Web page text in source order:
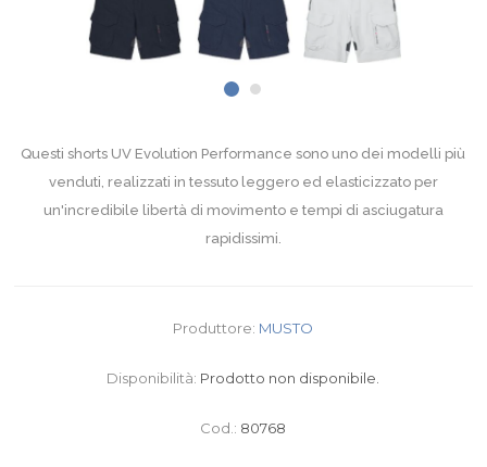
Questi shorts UV Evolution Performance sono uno dei modelli più
venduti, realizzati in tessuto leggero ed elasticizzato per
un'incredibile libertà di movimento e tempi di asciugatura
rapidissimi.
Produttore: MUSTO
Disponibilità: Prodotto non disponibile.
Cod.: 80768